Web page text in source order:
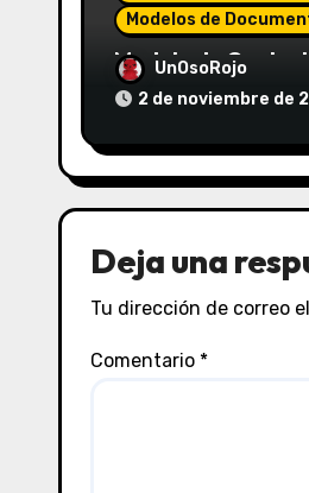
Modelos de
Modelo de
Servicios
para llevar una
UnOsoRojo
2 de noviembre de
Deja una
Tu dirección de correo
Comentario *